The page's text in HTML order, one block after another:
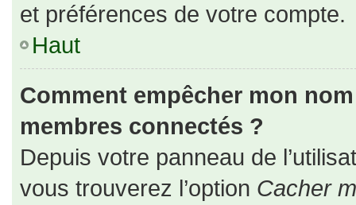
et préférences de votre compte.
Haut
Comment empêcher mon
membres connectés ?
Depuis votre panneau de
vous trouverez l’option Cacher